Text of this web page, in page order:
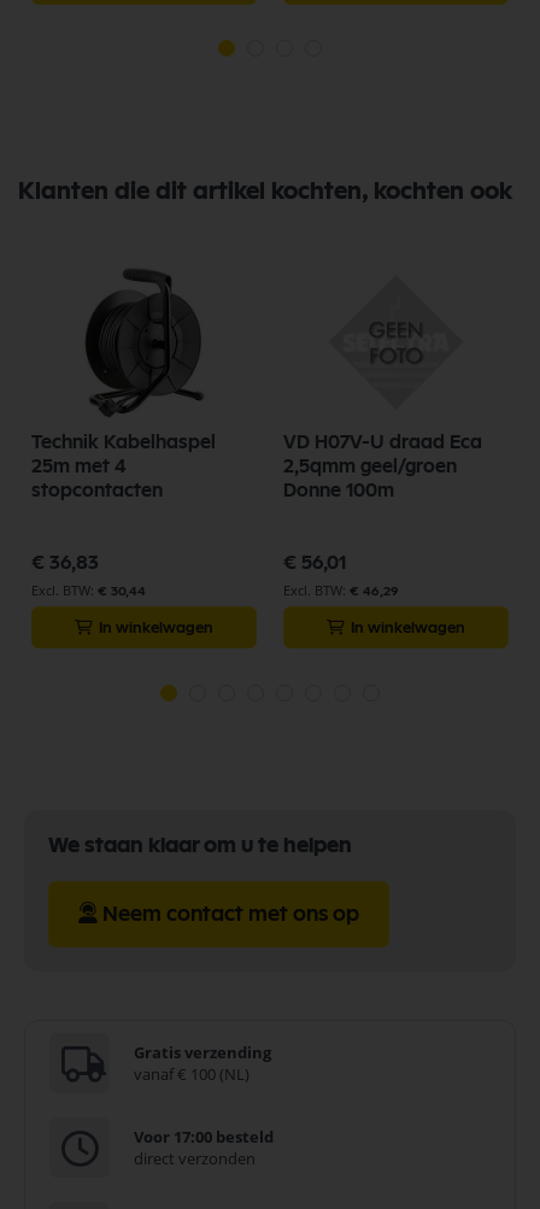
Klanten die dit artikel kochten, kochten ook
Technik Kabelhaspel
25m met 4
stopcontacten
€ 36,83
€ 30,44
In winkelwagen
VD H07V-U draad Eca
2,5qmm geel/groen
Donne 100m
€ 56,01
€ 46,29
In winkelwagen
We staan klaar om u te helpen
Neem contact met ons op
Gratis verzending
vanaf € 100 (NL)
Voor 17:00 besteld
direct verzonden